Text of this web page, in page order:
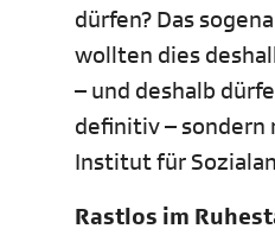
dürfen? Das
wollten dies
– und deshalb
definitiv – sondern
Institut für
Rastlos im